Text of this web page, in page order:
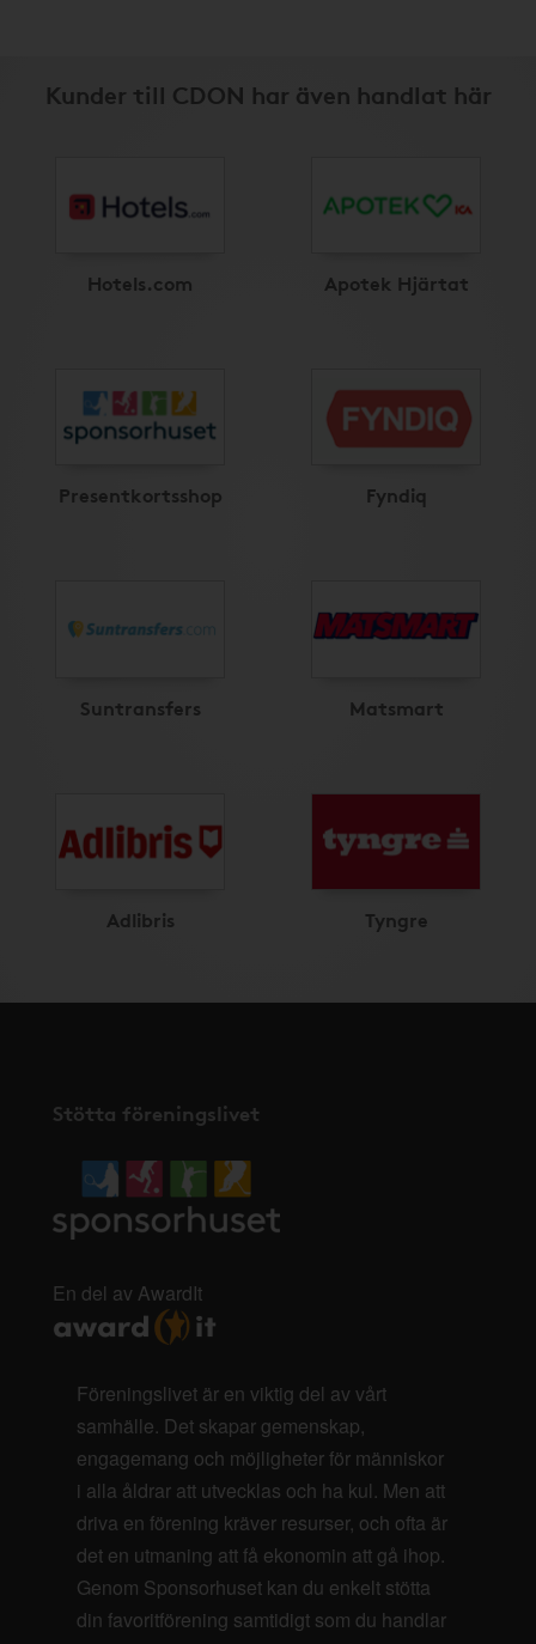
Kunder till CDON har även handlat här
Hotels.com Apotek Hjärtat
Presentkortsshop Fyndiq
Suntransfers Matsmart
Adlibris Tyngre
Stötta föreningslivet
En del av AwardIt
Föreningslivet är en viktig del av vårt
samhälle. Det skapar gemenskap,
engagemang och möjligheter för människor
i alla åldrar att utvecklas och ha kul. Men att
driva en förening kräver resurser, och ofta är
det en utmaning att få ekonomin att gå ihop.
Genom Sponsorhuset kan du enkelt stötta
din favoritförening samtidigt som du handlar